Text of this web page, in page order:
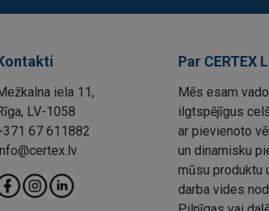
iela 11,
LV-1058
67 611882
Par CERTEX
Mēs esam
ilgtspējīgus
ar pievienoto
un dinamisku
mūsu produktu
darba vides